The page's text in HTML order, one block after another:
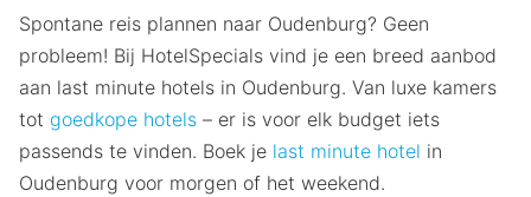
Spontane reis plannen naar Oudenburg? Geen
probleem! Bij HotelSpecials vind je een breed aanbod
aan last minute hotels in Oudenburg. Van luxe kamers
tot goedkope hotels – er is voor elk budget iets
passends te vinden. Boek je last minute hotel in
Oudenburg voor morgen of het weekend.